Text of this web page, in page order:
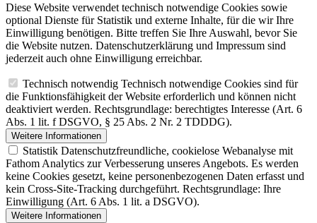
Diese Website verwendet technisch notwendige Cookies sowie
optional Dienste für Statistik und externe Inhalte, für die wir Ihre
Einwilligung benötigen. Bitte treffen Sie Ihre Auswahl, bevor Sie
die Website nutzen. Datenschutzerklärung und Impressum sind
jederzeit auch ohne Einwilligung erreichbar.
Technisch notwendig Technisch notwendige Cookies sind für
die Funktionsfähigkeit der Website erforderlich und können nicht
deaktiviert werden. Rechtsgrundlage: berechtigtes Interesse (Art. 6
Abs. 1 lit. f DSGVO, § 25 Abs. 2 Nr. 2 TDDDG).
Weitere Informationen
Statistik Datenschutzfreundliche, cookielose Webanalyse mit
Fathom Analytics zur Verbesserung unseres Angebots. Es werden
keine Cookies gesetzt, keine personenbezogenen Daten erfasst und
kein Cross-Site-Tracking durchgeführt. Rechtsgrundlage: Ihre
Einwilligung (Art. 6 Abs. 1 lit. a DSGVO).
Weitere Informationen